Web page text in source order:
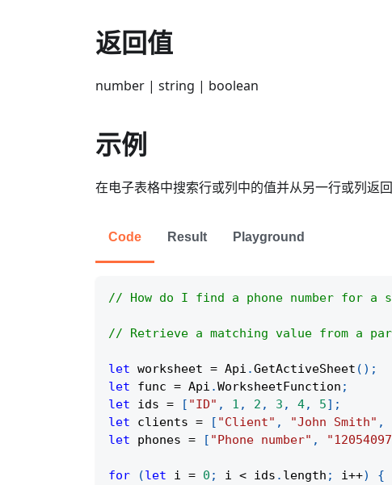
返回值
number | string | boolean
示例
在电子表格中搜索行或列中的值并从另一行或列返回
Code Result Playground
// How do I find a phone number for a
// Retrieve a matching value from a
let worksheet = Api .GetActiveSheet ( ) ;
let func = Api .WorksheetFunction ;
let ids = [ "ID" , 1 , 2 , 3 , 4, 5] ;
let clients = [ "Client" , "John Smith" ,
let phones = [ "Phone number" ,
for (let i = 0 ; i < ids . length ; i++)
{